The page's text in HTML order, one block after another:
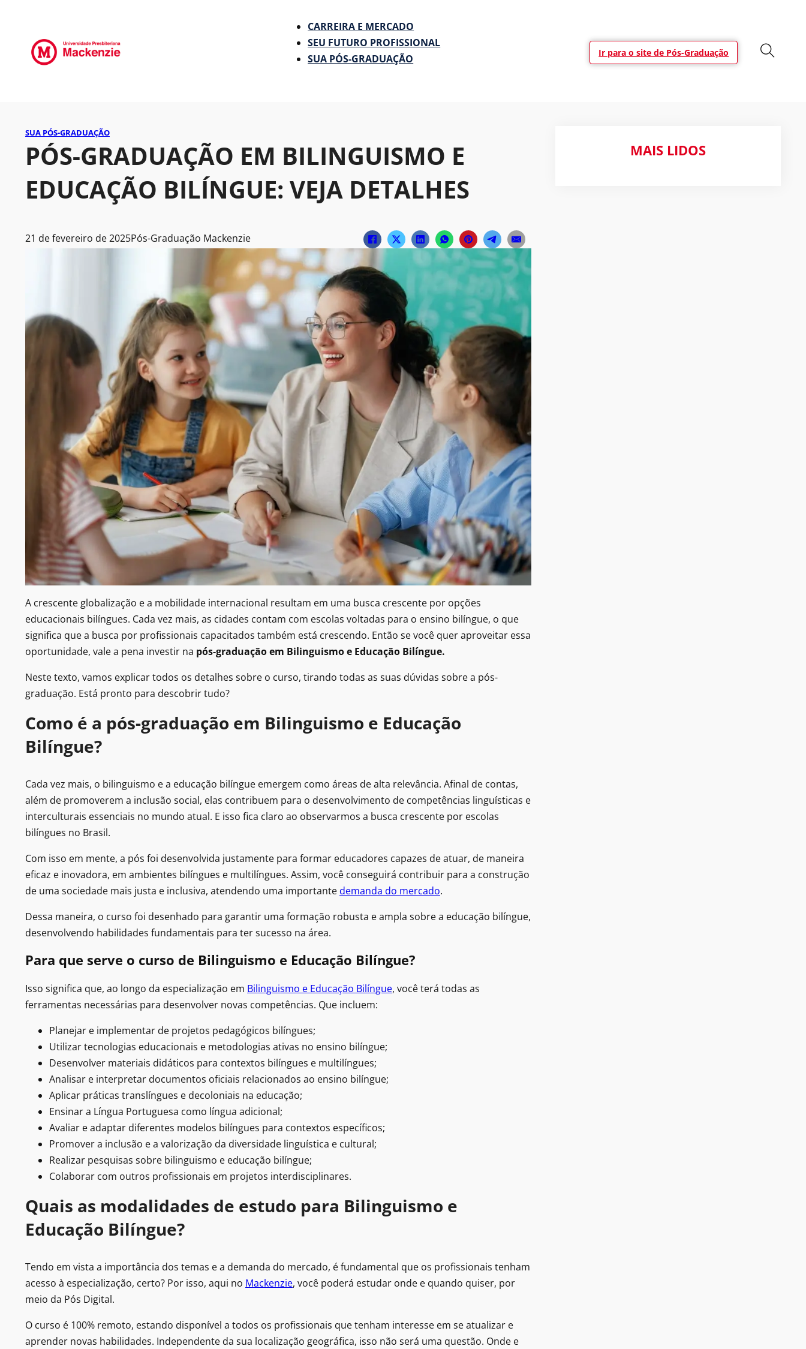
CARREIRA E MERCADO
SEU FUTURO PROFISSIONAL
SUA PÓS-GRADUAÇÃO
Ir para o site de Pós-Graduação
SUA PÓS-GRADUAÇÃO
PÓS-GRADUAÇÃO EM BILINGUISMO E
EDUCAÇÃO BILÍNGUE: VEJA DETALHES
21 de fevereiro de 2025Pós-Graduação Mackenzie
A crescente globalização e a mobilidade internacional resultam em uma busca crescente por opções
educacionais bilíngues. Cada vez mais, as cidades contam com escolas voltadas para o ensino bilíngue, o que
significa que a busca por profissionais capacitados também está crescendo. Então se você quer aproveitar essa
oportunidade, vale a pena investir na pós-graduação em Bilinguismo e Educação Bilíngue.
Neste texto, vamos explicar todos os detalhes sobre o curso, tirando todas as suas dúvidas sobre a pós-
graduação. Está pronto para descobrir tudo?
Como é a pós-graduação em Bilinguismo e Educação
Bilíngue?
Cada vez mais, o bilinguismo e a educação bilíngue emergem como áreas de alta relevância. Afinal de contas,
além de promoverem a inclusão social, elas contribuem para o desenvolvimento de competências linguísticas e
interculturais essenciais no mundo atual. E isso fica claro ao observarmos a busca crescente por escolas
bilíngues no Brasil.
Com isso em mente, a pós foi desenvolvida justamente para formar educadores capazes de atuar, de maneira
eficaz e inovadora, em ambientes bilíngues e multilíngues. Assim, você conseguirá contribuir para a construção
de uma sociedade mais justa e inclusiva, atendendo uma importantedemanda do mercado.
Dessa maneira, o curso foi desenhado para garantir uma formação robusta e ampla sobre a educação bilíngue,
desenvolvendo habilidades fundamentais para ter sucesso na área.
Para que serve o curso de Bilinguismo e Educação Bilíngue?
Isso significa que, ao longo da especialização em Bilinguismo e Educação Bilíngue, você terá todas as
ferramentas necessárias para desenvolver novas competências. Que incluem:
Planejar e implementar de projetos pedagógicos bilíngues;
Utilizar tecnologias educacionais e metodologias ativas no ensino bilíngue;
Desenvolver materiais didáticos para contextos bilíngues e multilíngues;
Analisar e interpretar documentos oficiais relacionados ao ensino bilíngue;
Aplicar práticas translíngues e decoloniais na educação;
Ensinar a Língua Portuguesa como língua adicional;
Avaliar e adaptar diferentes modelos bilíngues para contextos específicos;
Promover a inclusão e a valorização da diversidade linguística e cultural;
Realizar pesquisas sobre bilinguismo e educação bilíngue;
Colaborar com outros profissionais em projetos interdisciplinares.
Quais as modalidades de estudo para Bilinguismo e
Educação Bilíngue?
Tendo em vista a importância dos temas e a demanda do mercado, é fundamental que os profissionais tenham
acesso à especialização, certo? Por isso, aqui no Mackenzie, você poderá estudar onde e quando quiser, por
meio da Pós Digital.
O curso é 100% remoto, estando disponível a todos os profissionais que tenham interesse em se atualizar e
aprender novas habilidades. Independente da sua localização geográfica, isso não será uma questão. Onde e
MAIS LIDOS